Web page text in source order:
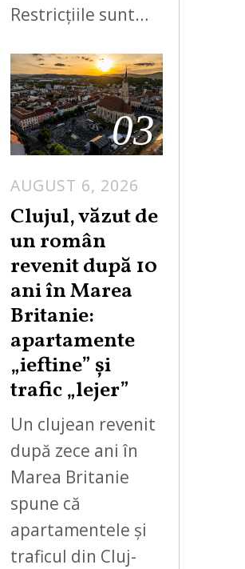
Restricțiile sunt…
03
AUGUST 6, 2026
Clujul, văzut de
un român
revenit după 10
ani în Marea
Britanie:
apartamente
„ieftine” și
trafic „lejer”
Un clujean revenit
după zece ani în
Marea Britanie
spune că
apartamentele și
traficul din Cluj-